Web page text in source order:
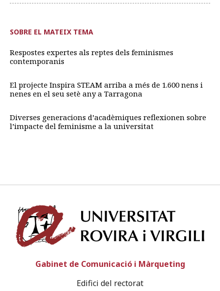
SOBRE EL MATEIX TEMA
Respostes expertes als reptes dels feminismes
contemporanis
El projecte Inspira STEAM arriba a més de 1.600 nens i
nenes en el seu setè any a Tarragona
Diverses generacions d’acadèmiques reflexionen sobre
l’impacte del feminisme a la universitat
Gabinet de Comunicació i Màrqueting
Edifici del rectorat